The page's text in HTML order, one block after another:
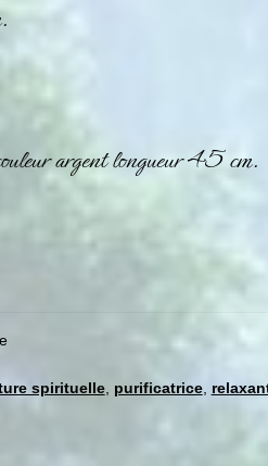
argent longueur 45 cm.
spirituelle, purificatrice,